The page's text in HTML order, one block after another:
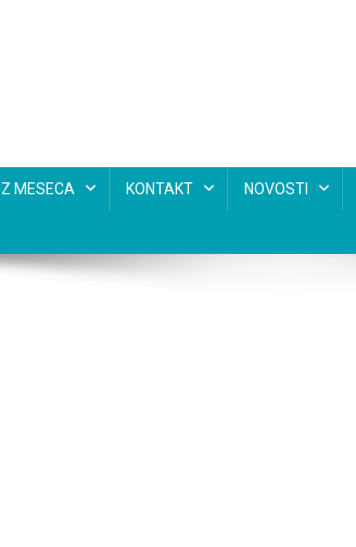
IZ MESECA KONTAKT NOVOSTI